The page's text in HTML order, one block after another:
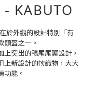
KABUTO
於外觀的設計特別「有
頭盔之一。
突出的鴨尾尾翼設計，
上新設計的軟織物，大大
功能。